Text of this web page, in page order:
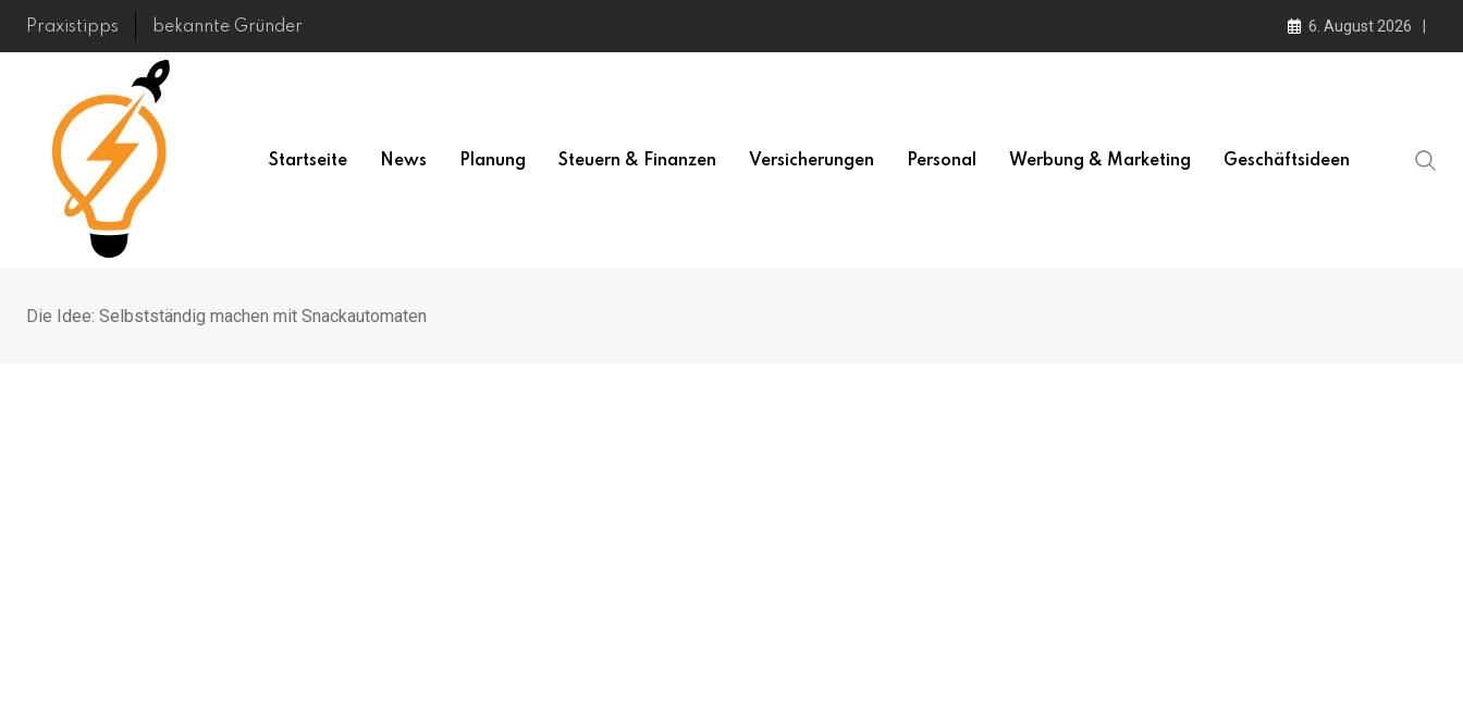
Skip
Praxistipps bekannte Gründer 6. August 2026
Startseite News Planung Steuern & Finanzen Versicherungen Personal Werbung & Marketing Geschäftsideen
Die Idee: Selbstständig machen mit Snackautomaten